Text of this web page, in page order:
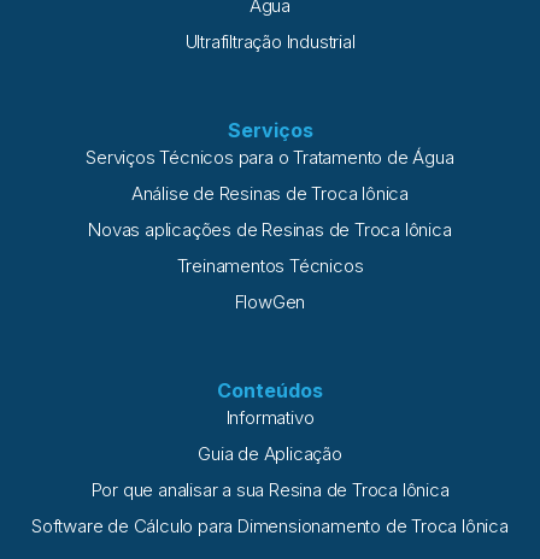
Água
Ultrafiltração Industrial
Serviços
Serviços Técnicos para o Tratamento de Água
Análise de Resinas de Troca Iônica
Novas aplicações de Resinas de Troca Iônica
Treinamentos Técnicos
FlowGen
Conteúdos
Informativo
Guia de Aplicação
Por que analisar a sua Resina de Troca Iônica
Software de Cálculo para Dimensionamento de Troca Iônica